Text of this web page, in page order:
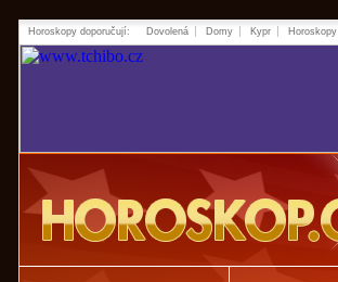
Horoskopy doporučují: Dovolená Domy Kypr Horoskopy